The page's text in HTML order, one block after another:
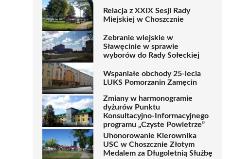
Relacja z XXIX Sesji Rady
Miejskiej w Choszcznie
Zebranie wiejskie w
Sławęcinie w sprawie
wyborów do Rady Sołeckiej
Wspaniałe obchody 25-lecia
LUKS Pomorzanin Zamęcin
Zmiany w harmonogramie
dyżurów Punktu
Konsultacyjno-Informacyjnego
programu „Czyste Powietrze”
Uhonorowanie Kierownika
USC w Choszcznie Złotym
Medalem za Długoletnią Służbę